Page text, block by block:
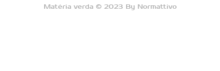
Matéria verda © 2023 By Normattivo